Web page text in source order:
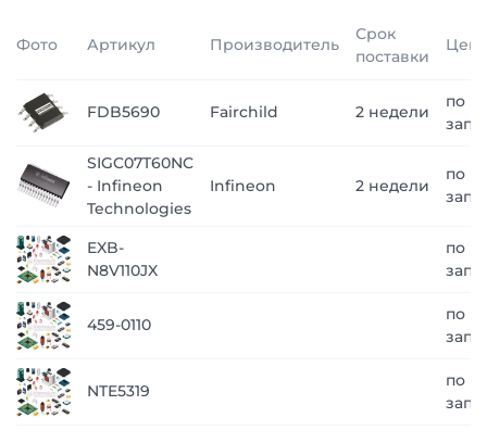
Фото Артикул Производитель
Срок
поставки
Цена
FDB5690 Fairchild 2 недели
по
SIGC07T60NC
- Infineon
Technologies
Infineon 2 недели
по
EXB-
N8V110JX
по
459-0110
по
NTE5319
по